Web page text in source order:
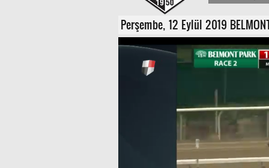
Perşembe, 12 Eylül 2019